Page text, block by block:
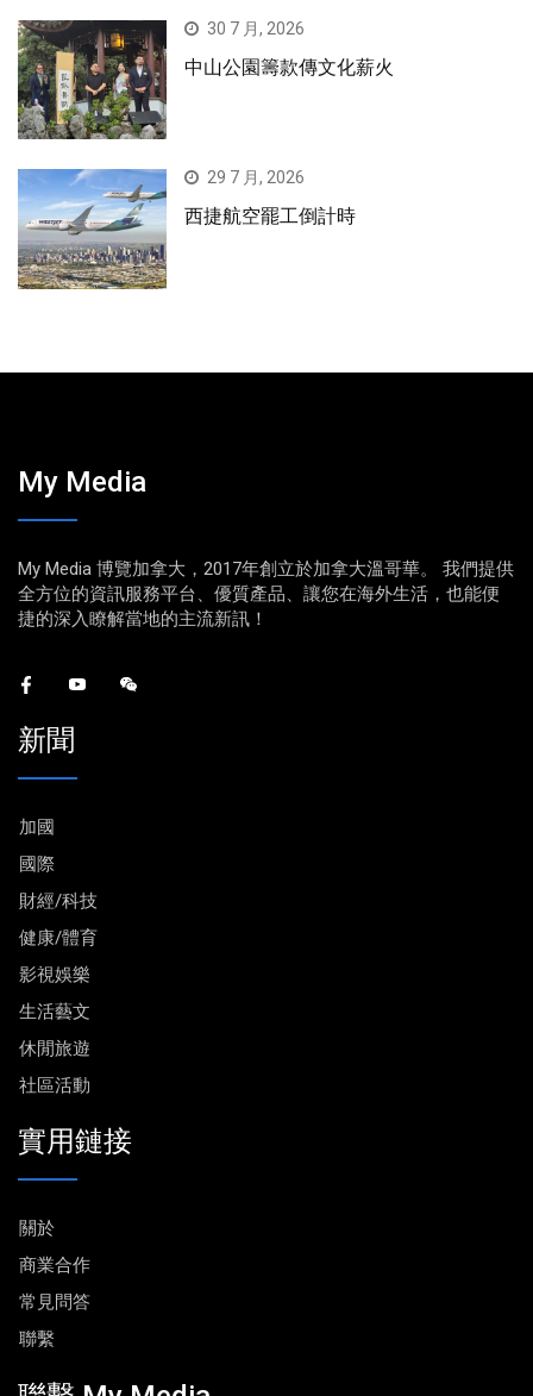
30 7 月, 2026
中山公園籌款傳文化薪火
29 7 月, 2026
西捷航空罷工倒計時
My Media
My Media 博覽加拿大，2017年創立於加拿大溫哥華。 我們提供
全方位的資訊服務平台、優質產品、讓您在海外生活，也能便
捷的深入瞭解當地的主流新訊！
新聞
加國
國際
財經/科技
健康/體育
影視娛樂
生活藝文
休閒旅遊
社區活動
實用鏈接
關於
商業合作
常見問答
聯繫